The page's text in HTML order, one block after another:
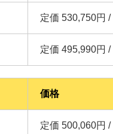
定価 530,750円 /
定価 495,990円 /
価格
定価 500,060円 /